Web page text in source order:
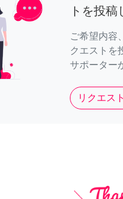
トを投稿
ご希望内容
クエストを
サポーター
リクエス